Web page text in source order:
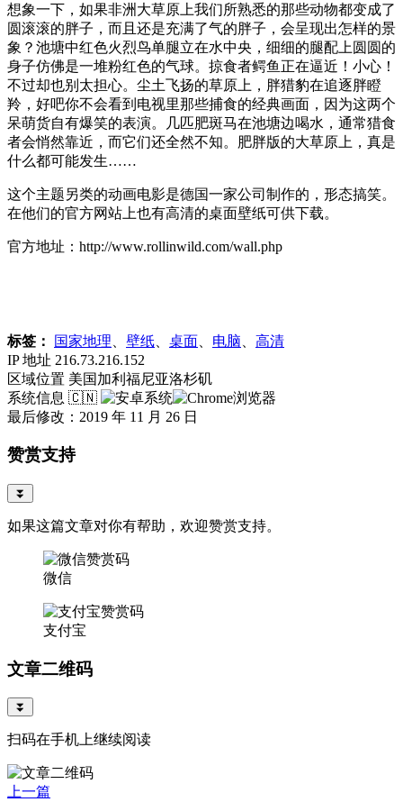
想象一下，如果非洲大草原上我们所熟悉的那些动物都变成了
圆滚滚的胖子，而且还是充满了气的胖子，会呈现出怎样的景
象？池塘中红色火烈鸟单腿立在水中央，细细的腿配上圆圆的
身子仿佛是一堆粉红色的气球。掠食者鳄鱼正在逼近！小心！
不过却也别太担心。尘土飞扬的草原上，胖猎豹在追逐胖瞪
羚，好吧你不会看到电视里那些捕食的经典画面，因为这两个
呆萌货自有爆笑的表演。几匹肥斑马在池塘边喝水，通常猎食
者会悄然靠近，而它们还全然不知。肥胖版的大草原上，真是
什么都可能发生……
这个主题另类的动画电影是德国一家公司制作的，形态搞笑。
在他们的官方网站上也有高清的桌面壁纸可供下载。
官方地址：http://www.rollinwild.com/wall.php
标签： 国家地理 壁纸 桌面 电脑
高清
IP 地址 216.73.216.152
区域位置 美国加利福尼亚洛杉矶
系统信息 🇨🇳
最后修改：2019 年 11 月 26 日
赞赏支持
⏬
如果这篇文章对你有帮助，欢迎赞赏支持。
微信
支付宝
文章二维码
⏬
扫码在手机上继续阅读
上一篇